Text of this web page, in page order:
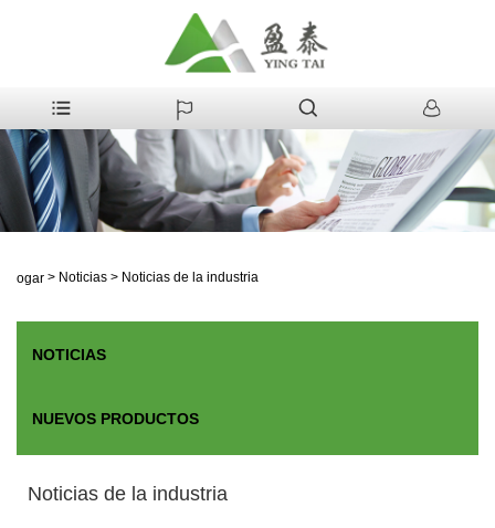
Hogar > Noticias > Noticias de la industria
NOTICIAS
NUEVOS PRODUCTOS
Noticias de la industria